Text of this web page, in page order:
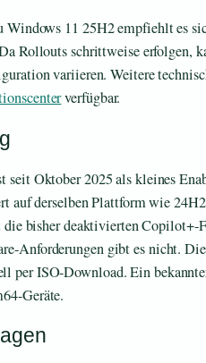
Windows 11 25H2 empfiehlt es
Rollouts schrittweise erfolgen,
variieren. Weitere
verfügbar.
seit Oktober 2025 als kleines
auf derselben Plattform wie
bisher deaktivierten Copilot+-
Anforderungen gibt es nicht.
per ISO-Download. Ein
Geräte.